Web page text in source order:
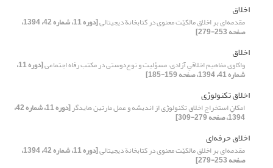
اخلاق
مقدمه‌ای بر اخلاق مالکیّت معنوی در کتابخانة دیجیتالی [دوره 11، شماره 42، 1394،
صفحه 253-279]
اخلاق
واکاوی مفاهیم اخلاقیِ آزادی، مسؤلیت و نوع‌دوستی در مکتب رفاه اجتماعی [دوره 11،
شماره 41، 1394، صفحه 159-185]
اخلاق تکنولوژی
امکانِ استخراج اخلاق تکنولوژی از اندیشه و عمل مارتین هایدگر [دوره 11، شماره 42،
1394، صفحه 279-309]
اخلاق حرفه‌ای
مقدمه‌ای بر اخلاق مالکیّت معنوی در کتابخانة دیجیتالی [دوره 11، شماره 42، 1394،
صفحه 253-279]